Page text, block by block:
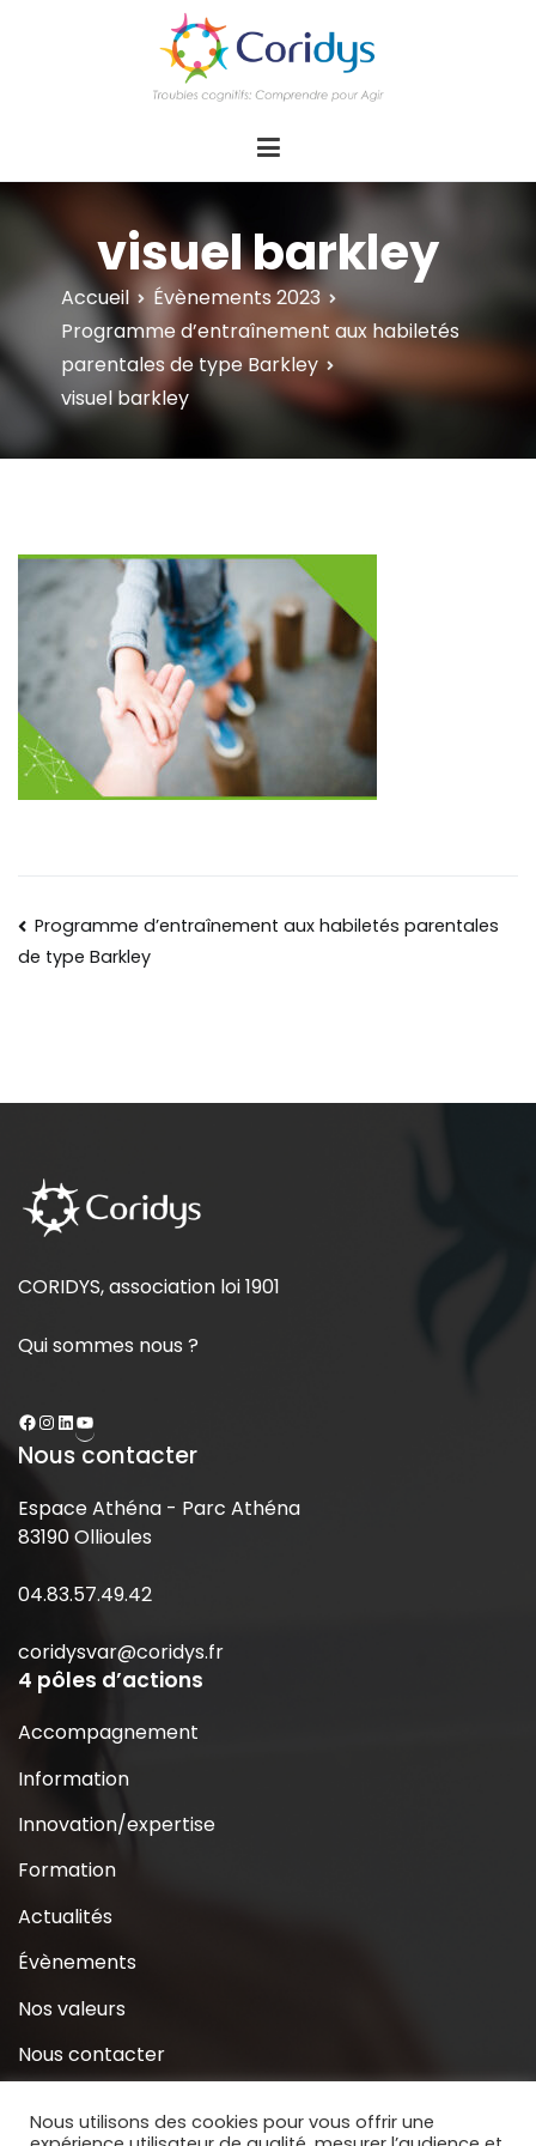
d'actions Information Accompagnement
Innovation/E­xpertise Formations autour des
troubles cognitifs dys ou acquis
visuel barkley
Accueil
Évènements 2023
Programme d’entraînement aux habiletés
parentales de type Barkley
visuel barkley
Programme d’entraînement aux habiletés parentales
de type Barkley
CORIDYS, association loi 1901
Qui sommes nous ?
Nous contacter
Espace Athéna - Parc Athéna
83190 Ollioules
04.83.57.49.42
coridysvar@coridys.fr
4 pôles d’actions
Accompagnement
Information
Innovation/expertise
Formation
Actualités
Évènements
Nos valeurs
Nous contacter
Nous utilisons des cookies pour vous offrir une